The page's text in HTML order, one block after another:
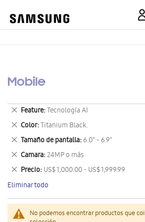
Mobile
No podemos encontrar productos que
Feature Tecnología AI
Eliminar
este
artículo
Color Titanium Black.
Eliminar
este
artículo
Tamaño de pantalla 6.0" - 6.9"
Eliminar
este
artículo
Camara 24MP o más
Eliminar
este
artículo
Precio US$ 1,000.00 - US$ 1,999.99
Eliminar
este
artículo
Eliminar todo